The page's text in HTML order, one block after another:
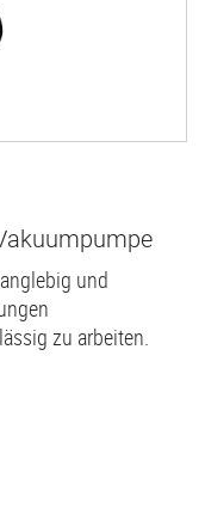
und
zu arbeiten.